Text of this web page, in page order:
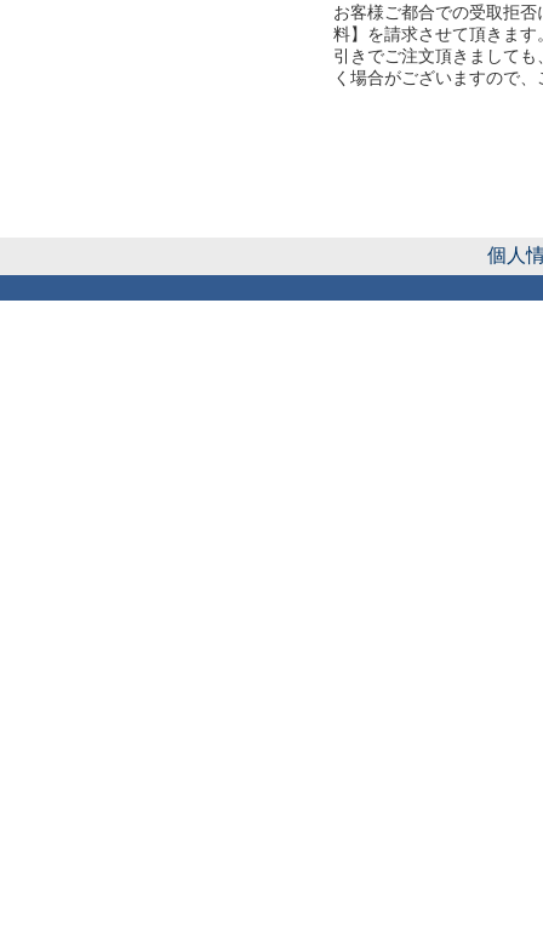
お客様ご都合での受取拒
料】を請求させて頂きま
引きでご注文頂きまして
く場合がございますので
個人